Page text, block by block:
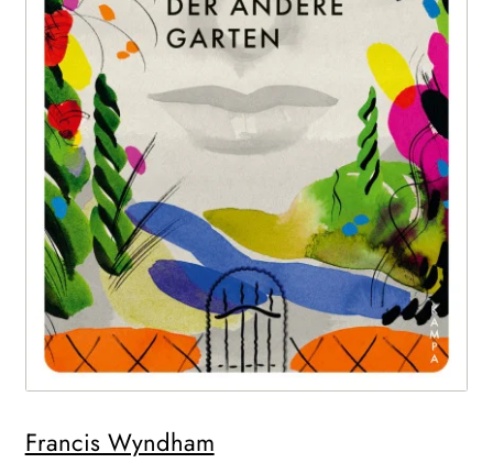
WEITERE VERLAGE
Search:
Francis Wyndham